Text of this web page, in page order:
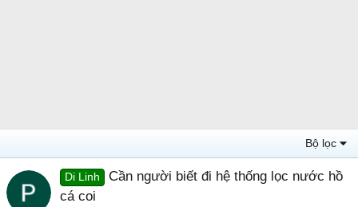
Bộ lọc
Di Linh
Cần người biết đi hệ thống lọc nước hồ
cá coi